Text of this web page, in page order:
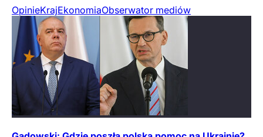
OpinieKrajEkonomiaObserwator mediów